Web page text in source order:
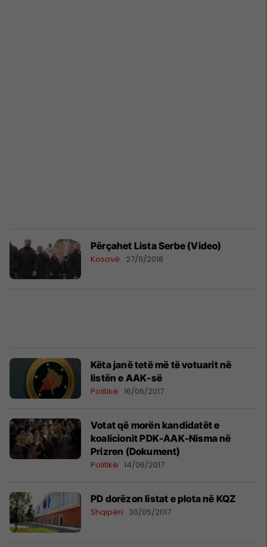
Përçahet Lista Serbe (Video)
Kosovë 27/11/2018
Këta janë tetë më të votuarit në
listën e AAK-së
Politikë 16/06/2017
Votat që morën kandidatët e
koalicionit PDK-AAK-Nisma në
Prizren (Dokument)
Politikë 14/06/2017
PD dorëzon listat e plota në KQZ
Shqipëri 30/05/2017